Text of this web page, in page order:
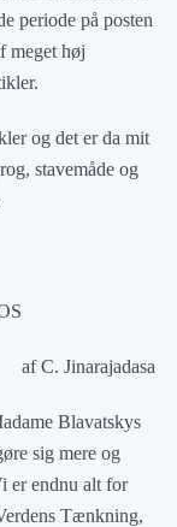
periode på posten
meget høj
og det er da mit
stavemåde og
Blavatskys
sig mere og
er endnu alt for
Tænkning,